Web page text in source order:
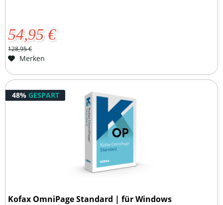
54,95 €
128,95 €
Merken
48% GESPART
Kofax OmniPage Standard | für Windows